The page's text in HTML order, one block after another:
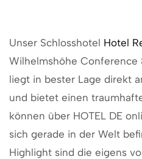
Unser Schlosshotel Hotel
Wilhelmshöhe Conference
liegt in bester Lage direkt
und bietet einen
können über HOTEL DE
sich gerade in der Welt
Highlight sind die eigens